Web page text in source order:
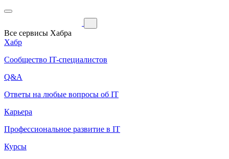
Все сервисы Хабра
Хабр
Сообщество IT-специалистов
Q&A
Ответы на любые вопросы об IT
Карьера
Профессиональное развитие в IT
Курсы